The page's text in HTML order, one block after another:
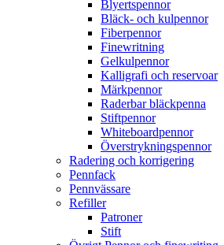
Blyertspennor
Bläck- och kulpennor
Fiberpennor
Finewritning
Gelkulpennor
Kalligrafi och reservoar
Märkpennor
Raderbar bläckpenna
Stiftpennor
Whiteboardpennor
Överstrykningspennor
Radering och korrigering
Pennfack
Pennvässare
Refiller
Patroner
Stift